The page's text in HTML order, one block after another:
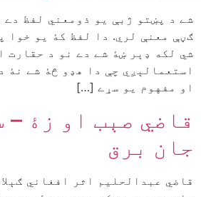
شے د پښتو ژبې يو ذومعني لفظ دے
ګڼې معنې لري. دا لفظ کۀ يو خوا
شي لکه ډېر ښۀ شے دے نو د حقارت
استعمالېږي چې دا هډو څۀ شے نۀ
او مفهوم يو سړے […]
قاضي صېب او زۀ –
جان برق
قاضي عبدالحليم اثر افغاني